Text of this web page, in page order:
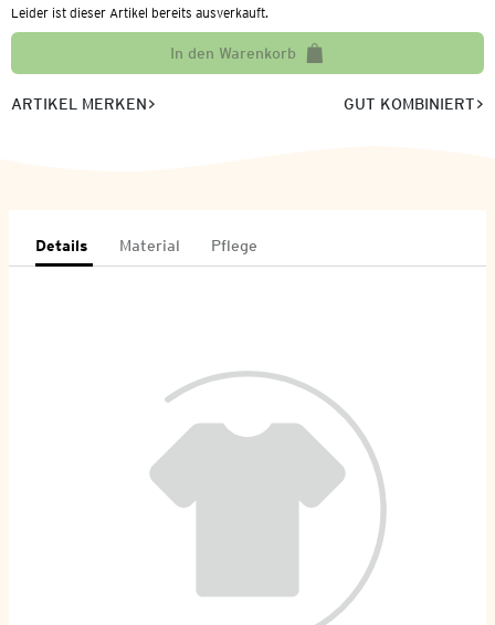
Leider ist dieser Artikel bereits ausverkauft.
In den Warenkorb
ARTIKEL MERKEN GUT KOMBINIERT
Details Material Pflege